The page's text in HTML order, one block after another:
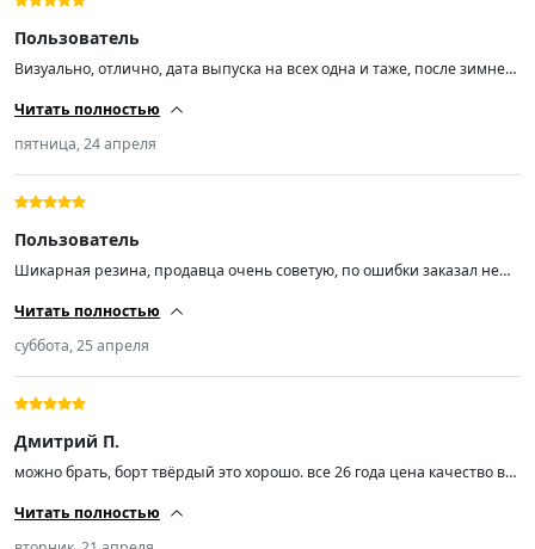
Пользователь
Визуально, отлично, дата выпуска на всех одна и таже, после зимней
Читать полностью
пятница, 24 апреля
Пользователь
Шикарная резина, продавца очень советую, по ошибки заказал не
прям Вау случился, братья наши с Китая делают вещи, цена
качества! Выглядит дорого богато, ну простите Pireli, резина делается
на территории России, а стоит как крыло самолёта, как будто
напрямую из Италии везут.
Читать полностью
суббота, 25 апреля
Дмитрий П.
можно брать, борт твёрдый это хорошо. все 26 года цена качество в
Читать полностью